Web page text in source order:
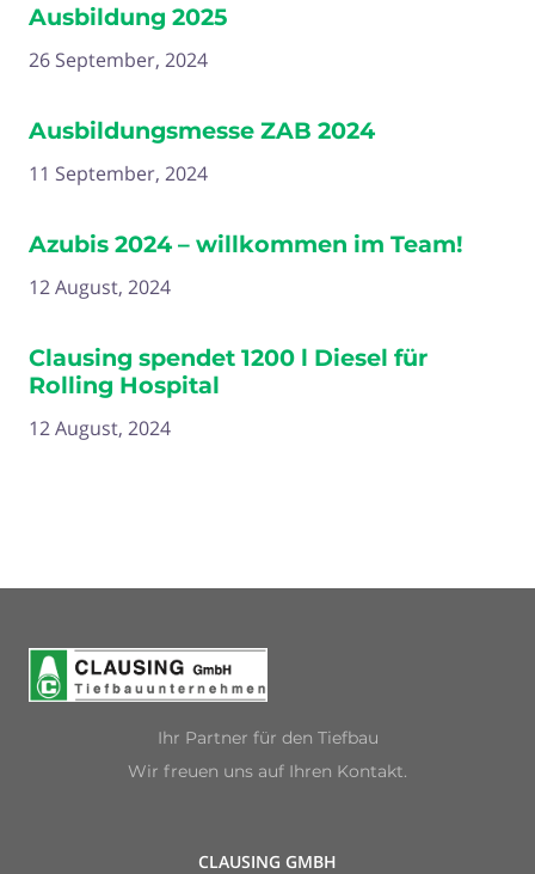
Ausbildung 2025
26 September, 2024
Ausbildungsmesse ZAB 2024
11 September, 2024
Azubis 2024 – willkommen im Team!
12 August, 2024
Clausing spendet 1200 l Diesel für
Rolling Hospital
12 August, 2024
Ihr Partner für den Tiefbau
Wir freuen uns auf Ihren Kontakt.
CLAUSING GMBH